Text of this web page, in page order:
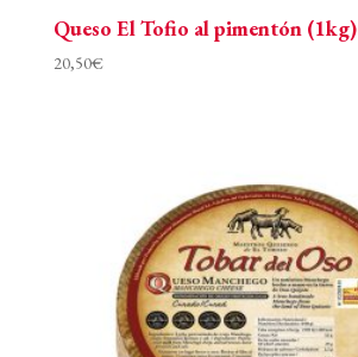
Queso El Tofio al pimentón (1kg)
20,50€